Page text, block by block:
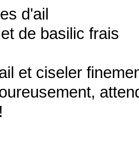
d'ail
de basilic frais
et ciseler